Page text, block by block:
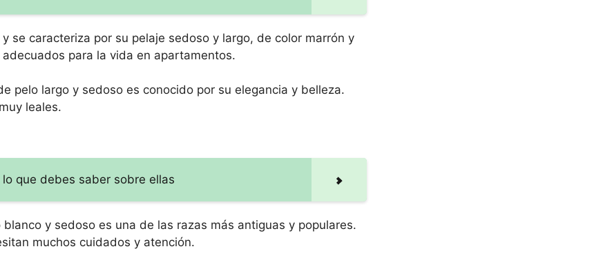
se caracteriza por su pelaje sedoso y largo, de color marrón y
para la vida en apartamentos.
pelo largo y sedoso es conocido por su elegancia y belleza.
leales.
que debes saber sobre ellas
y sedoso es una de las razas más antiguas y populares.
muchos cuidados y atención.